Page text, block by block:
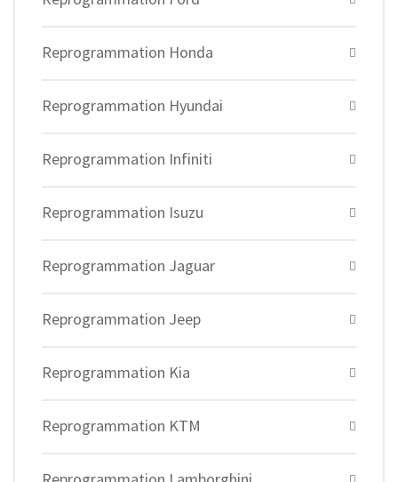
Reprogrammation Honda
Reprogrammation Hyundai
Reprogrammation Infiniti
Reprogrammation Isuzu
Reprogrammation Jaguar
Reprogrammation Jeep
Reprogrammation Kia
Reprogrammation KTM